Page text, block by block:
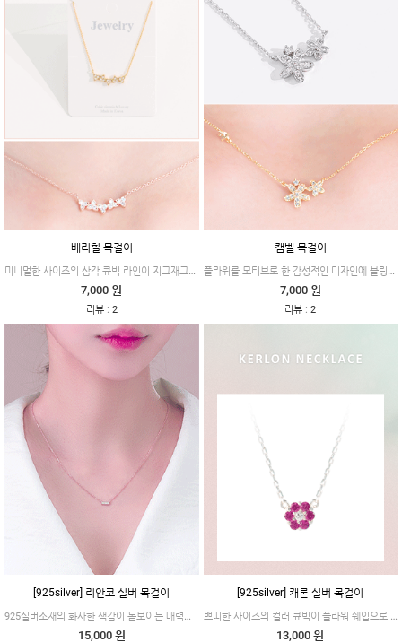
베리힐 목걸이
미니멀한 사이즈의 삼각 큐빅 라인이 지그재그로 세팅되어 드레시하고 엣지있는 제품이에요.
7,000 원
리뷰: 2
캠벨 목걸이
플라워를 모티브로 한 감성적인 디자인에 블링블링함이 더해져 한층 더 화사해보이는 제품이에요.
7,000 원
리뷰 :2
[925silver] 리안코 실버 목걸이
925실버소재의 화사한 색감이 돋보이는 매력적인 목걸이 제품이에요.
15,000 원
[925silver] 캐론 실버 목걸이
쁘띠한 사이즈의 컬러 큐빅이 플라워 쉐입으로 세팅되어 컬러풀하고 사랑스러운 제품이에요.
13,000 원